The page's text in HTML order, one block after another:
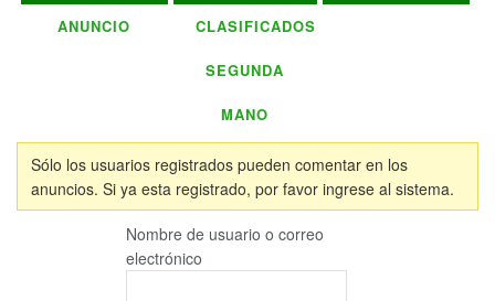
ANUNCIO CLASIFICADOS
SEGUNDA
MANO
Sólo los usuarios registrados pueden comentar en los
anuncios. Si ya esta registrado, por favor ingrese al sistema.
Nombre de usuario o correo
electrónico